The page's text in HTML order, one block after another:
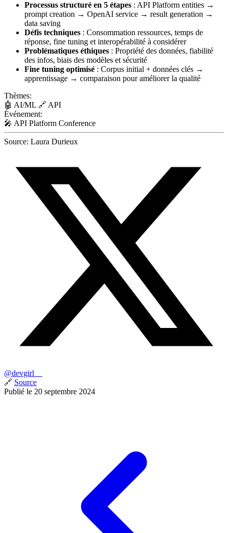
Processus structuré en 5 étapes : API Platform entities →
prompt creation → OpenAI service → result generation →
data saving
Défis techniques : Consommation ressources, temps de
réponse, fine tuning et interopérabilité à considérer
Problématiques éthiques : Propriété des données, fiabilité
des infos, biais des modèles et sécurité
Fine tuning optimisé : Corpus initial + données clés →
apprentissage → comparaison pour améliorer la qualité
Thèmes:
🤖 AI/ML 🔗 API
Événement:
🎤 API Platform Conference
Source: Laura Durieux
@devgirl__
🔗 Source
Publié le 20 septembre 2024